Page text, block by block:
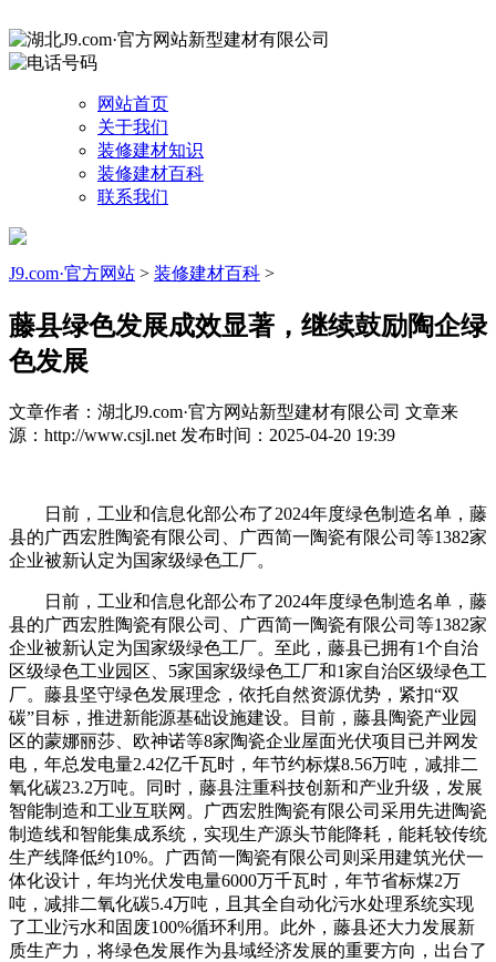
网站首页
关于我们
装修建材知识
装修建材百科
联系我们
J9.com·官方网站 > 装修建材百科 >
藤县绿色发展成效显著，继续鼓励陶企绿
色发展
文章作者：湖北J9.com·官方网站新型建材有限公司 文章来
源：http://www.csjl.net 发布时间：2025-04-20 19:39
日前，工业和信息化部公布了2024年度绿色制造名单，藤
县的广西宏胜陶瓷有限公司、广西简一陶瓷有限公司等1382家
企业被新认定为国家级绿色工厂。
日前，工业和信息化部公布了2024年度绿色制造名单，藤
县的广西宏胜陶瓷有限公司、广西简一陶瓷有限公司等1382家
企业被新认定为国家级绿色工厂。至此，藤县已拥有1个自治
区级绿色工业园区、5家国家级绿色工厂和1家自治区级绿色工
厂。藤县坚守绿色发展理念，依托自然资源优势，紧扣“双
碳”目标，推进新能源基础设施建设。目前，藤县陶瓷产业园
区的蒙娜丽莎、欧神诺等8家陶瓷企业屋面光伏项目已并网发
电，年总发电量2.42亿千瓦时，年节约标煤8.56万吨，减排二
氧化碳23.2万吨。同时，藤县注重科技创新和产业升级，发展
智能制造和工业互联网。广西宏胜陶瓷有限公司采用先进陶瓷
制造线和智能集成系统，实现生产源头节能降耗，能耗较传统
生产线降低约10%。广西简一陶瓷有限公司则采用建筑光伏一
体化设计，年均光伏发电量6000万千瓦时，年节省标煤2万
吨，减排二氧化碳5.4万吨，且其全自动化污水处理系统实现
了工业污水和固废100%循环利用。此外，藤县还大力发展新
质生产力，将绿色发展作为县域经济发展的重要方向，出台了